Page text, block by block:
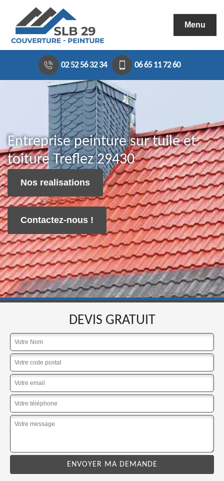
Menu
02 52 56 32 34 06 65 11 72 60
Entreprise peinture sur tuile et
toiture Treflez 29430
Nos realisations
Contactez-nous !
DEVIS GRATUIT